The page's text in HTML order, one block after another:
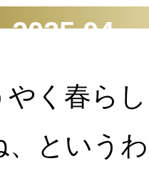
く春ら
、という